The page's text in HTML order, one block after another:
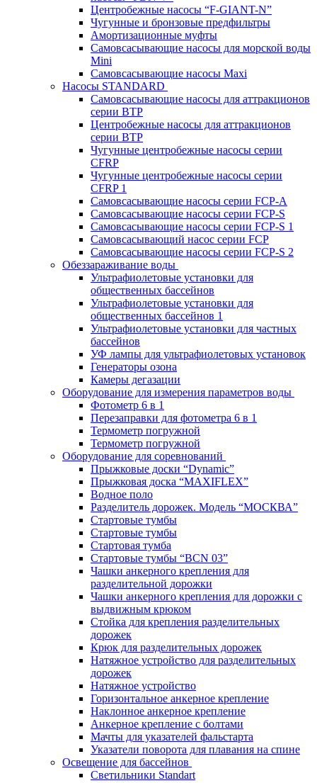
Центробежные насосы “F-GIANT-N”
Чугунные и бронзовые предфильтры
Амортизационные муфты
Самовсасывающие насосы для морской воды
Mini
Самовсасывающие насосы Maxi
Насосы STANDARD
Самовсасывающие насосы для аттракционов
серии BTP
Центробежные насосы для аттракционов
серии BTP
Чугунные центробежные насосы серии
CFRP
Чугунные центробежные насосы серии
CFRP 1
Самовсасывающие насосы серии FCP-A
Самовсасывающие насосы серии FCP-S
Самовсасывающие насосы серии FCP-S 1
Самовсасывающий насос серии FCP
Самовсасывающие насосы серии FCP-S 2
Обеззараживание воды
Ультрафиолетовые установки для
общественных бассейнов
Ультрафиолетовые установки для
общественных бассейнов 1
Ультрафиолетовые установки для частных
бассейнов
УФ лампы для ультрафиолетовых установок
Генераторы озона
Камеры дегазации
Оборудование для измерения параметров воды
Фотометр 6 в 1
Перезаправки для фотометра 6 в 1
Термометр погружной
Термометр погружной
Оборудование для соревнований
Прыжковые доски “Dynamic”
Прыжковая доска “MAXIFLEX”
Водное поло
Разделитель дорожек. Модель “МОСКВА”
Стартовые тумбы
Стартовые тумбы
Стартовая тумба
Стартовые тумбы “BCN 03”
Чашки анкерного крепления для
разделительной дорожки
Чашки анкерного крепления для дорожки с
выдвижным крюком
Стойка для крепления разделительных
дорожек
Крюк для разделительных дорожек
Натяжное устройство для разделительных
дорожек
Натяжное устройство
Горизонтальное анкерное крепление
Наклонное анкерное крепление
Анкерное крепление с болтами
Мачты для указателей фальстарта
Указатели поворота для плавания на спине
Освещение для бассейнов
Светильники Standart